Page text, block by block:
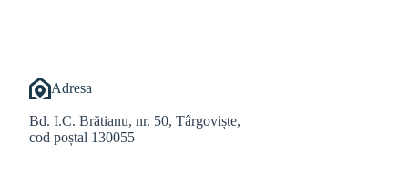
Adresa
Bd. I.C. Brătianu, nr. 50, Târgoviște,
cod poștal 130055